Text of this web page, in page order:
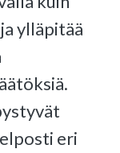
ylläpitää
eri